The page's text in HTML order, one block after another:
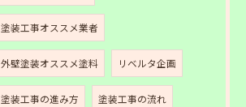
塗装工事オススメ業者
外壁塗装オススメ塗料 リベルタ企画
塗装工事の進み方 塗装工事の流れ